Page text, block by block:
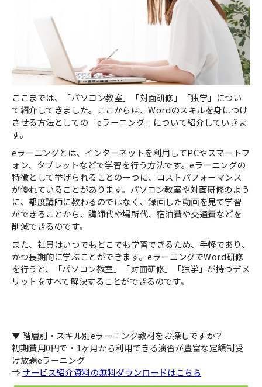
ここまでは、「パソコン教室」「対面研修」「独学」につい
て紹介してきました。ここからは、Wordのスキルを身につけ
させる方法としての「eラーニング」について紹介していきま
す。
eラーニングとは、インターネットを利用してPCやスマートフ
ォン、タブレットなどで学習を行う方法です。eラーニングの
特徴として挙げられることの一つに、コストパフォーマンス
が優れていることがあります。パソコン教室や対面研修のよう
に、都度講師に教わるのではなく、録画した動画を見て学習
ができることから、講師代や場所代、宿泊費や交通費などを
削減できるのです。
また、社員はいつでもどこでも学習できるため、手軽であり、
かつ長期的に学ぶことができます。eラーニングでWord研修
を行うと、「パソコン教室」「対面研修」「独学」が持つデメ
リットをすべて解決することができるのです。
▼ 階層別・スキル別eラーニング教材をお探しですか？
初期費用0円で・1ヶ月から利用できる演習が豊富な定額制受
け放題eラーニング
⇒ サービス紹介資料の無料ダウンロードはこちら